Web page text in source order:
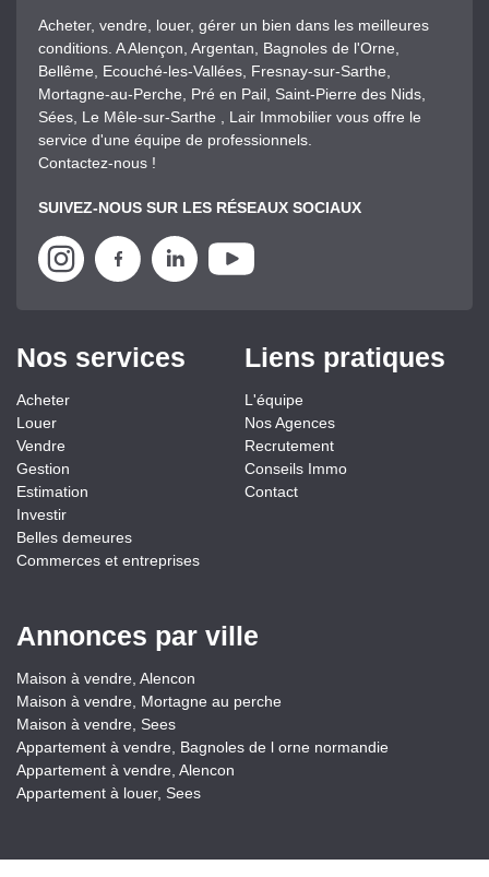
Acheter, vendre, louer, gérer un bien dans les meilleures
conditions. A Alençon, Argentan, Bagnoles de l'Orne,
Bellême, Ecouché-les-Vallées, Fresnay-sur-Sarthe,
Mortagne-au-Perche, Pré en Pail, Saint-Pierre des Nids,
Sées, Le Mêle-sur-Sarthe , Lair Immobilier vous offre le
service d'une équipe de professionnels.
Contactez-nous !
SUIVEZ-NOUS SUR LES RÉSEAUX SOCIAUX
Nos services
Acheter
Louer
Vendre
Gestion
Estimation
Investir
Belles demeures
Commerces et entreprises
Liens pratiques
L'équipe
Nos Agences
Recrutement
Conseils Immo
Contact
Annonces par ville
Maison à vendre, Alencon
Maison à vendre, Mortagne au perche
Maison à vendre, Sees
Appartement à vendre, Bagnoles de l orne normandie
Appartement à vendre, Alencon
Appartement à louer, Sees